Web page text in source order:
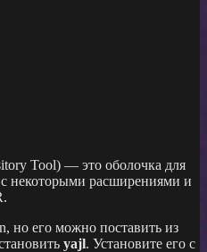
Tool) — это оболочка для
некоторыми расширениями и
но его можно поставить из
yajl. Установите его с